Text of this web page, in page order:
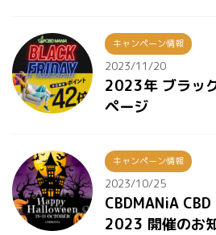
キャンペーン情報
2023/11/20
2023年 ブラッ
ページ
キャンペーン情報
2023/10/25
CBDMANiA
2023 開催のお